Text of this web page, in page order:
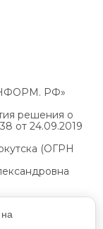
РФ»
решения о
от 24.09.2019
(ОГРН